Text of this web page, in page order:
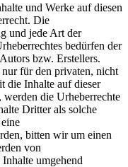
und Werke auf diesen
Die
und jede Art der
bedürfen der
bzw. Erstellers.
für den privaten, nicht
die Inhalte auf dieser
die Urheberrechte
Dritter als solche
bitten wir um einen
von
umgehend